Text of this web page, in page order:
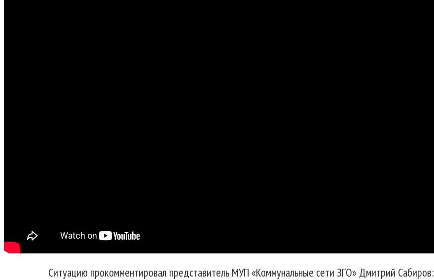
Ситуацию прокомментировал представитель МУП «Коммунальные сети ЗГО» Дмитрий Сабиров: